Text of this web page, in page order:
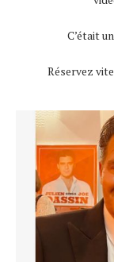
C’était
Réservez